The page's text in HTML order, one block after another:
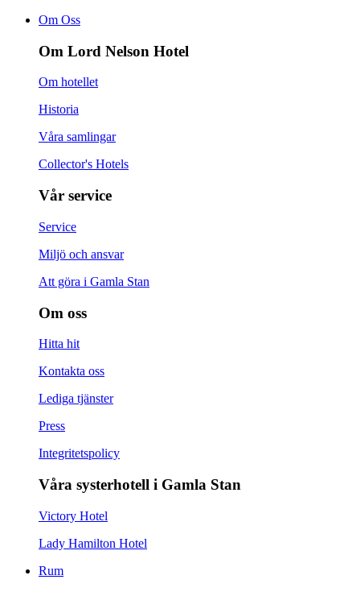
Om Oss
Om Lord Nelson Hotel
Om hotellet
Historia
Våra samlingar
Collector's Hotels
Vår service
Service
Miljö och ansvar
Att göra i Gamla Stan
Om oss
Hitta hit
Kontakta oss
Lediga tjänster
Press
Integritetspolicy
Våra systerhotell i Gamla Stan
Victory Hotel
Lady Hamilton Hotel
Rum